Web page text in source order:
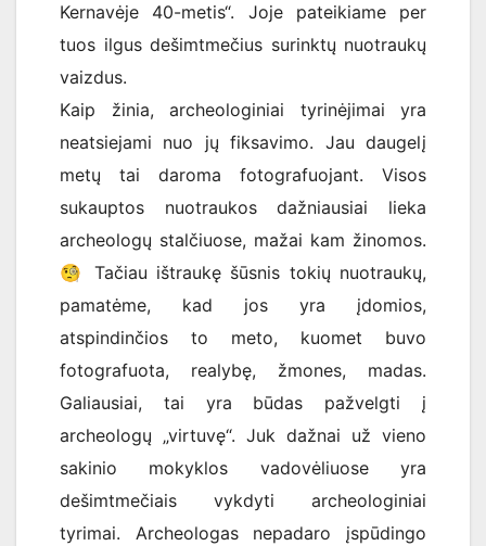
Kernavėje 40-metis“. Joje pateikiame per
tuos ilgus dešimtmečius surinktų nuotraukų
vaizdus.
Kaip žinia, archeologiniai tyrinėjimai yra
neatsiejami nuo jų fiksavimo. Jau daugelį
metų tai daroma fotografuojant. Visos
sukauptos nuotraukos dažniausiai lieka
archeologų stalčiuose, mažai kam žinomos.
🧐
Tačiau ištraukę šūsnis tokių nuotraukų,
pamatėme, kad jos yra įdomios,
atspindinčios to meto, kuomet buvo
fotografuota, realybę, žmones, madas.
Galiausiai, tai yra būdas pažvelgti į
archeologų „virtuvę“. Juk dažnai už vieno
sakinio mokyklos vadovėliuose yra
dešimtmečiais vykdyti archeologiniai
tyrimai. Archeologas nepadaro įspūdingo